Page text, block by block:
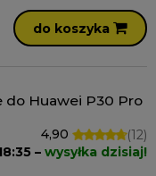
do koszyka
Huawei P30 Pro
4,90
(12)
– wysyłka dzisiaj!